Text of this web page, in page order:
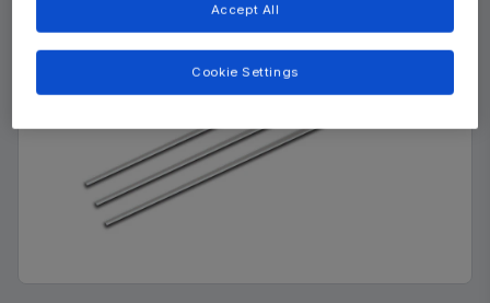
Accept All
Cookie Settings